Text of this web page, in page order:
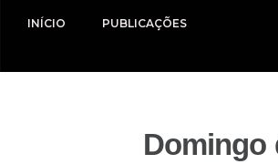
INÍCIO PUBLICAÇÕES
Domingo